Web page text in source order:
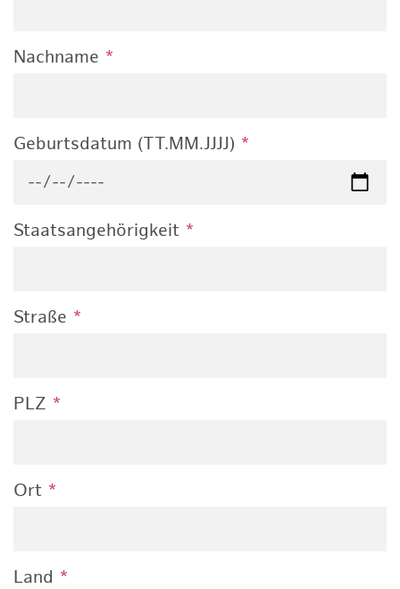
Nachname *
Geburtsdatum (TT.MM.JJJJ) *
Staatsangehörigkeit *
Straße *
PLZ *
Ort *
Land *